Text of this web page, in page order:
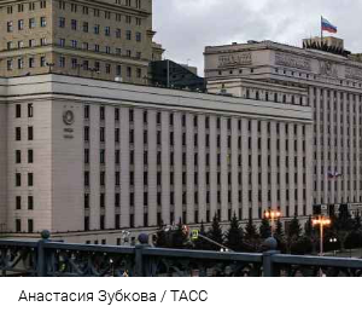
Анастасия Зубкова / ТАСС